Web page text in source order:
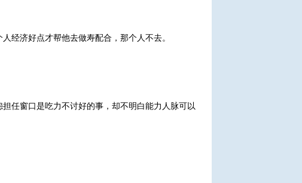
经济好点才帮他去做寿配合，那个人不去。
任窗口是吃力不讨好的事，却不明白能力人脉可以